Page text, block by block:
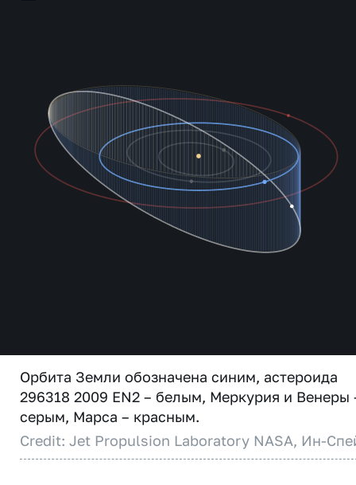
Орбита Земли обозначена синим, астероида
296318 2009 EN2 – белым, Меркурия и Венеры
серым, Марса – красным.
Credit: Jet Propulsion Laboratory NASA, Ин-